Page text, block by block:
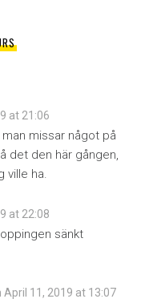
at 21:06
missar något på
det den här gången,
ville ha.
at 22:08
sänkt
April 11, 2019 at 13:07